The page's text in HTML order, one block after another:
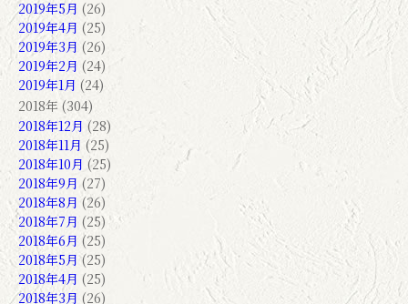
2019年5月 (26)
2019年4月 (25)
2019年3月 (26)
2019年2月 (24)
2019年1月 (24)
2018年 (304)
2018年12月 (28)
2018年11月 (25)
2018年10月 (25)
2018年9月 (27)
2018年8月 (26)
2018年7月 (25)
2018年6月 (25)
2018年5月 (25)
2018年4月 (25)
2018年3月 (26)